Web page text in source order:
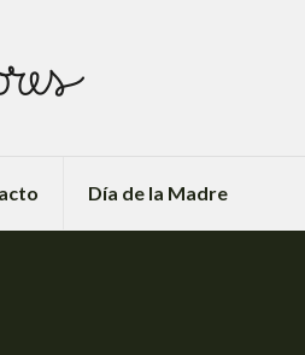
Día de la Madre